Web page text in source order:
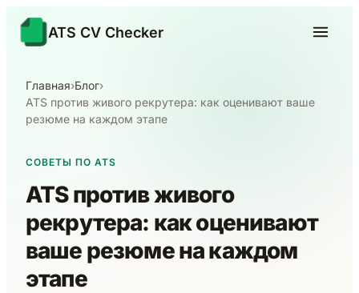
ATS CV Checker
Главная›Блог›
ATS против живого рекрутера: как оценивают ваше
резюме на каждом этапе
СОВЕТЫ ПО ATS
ATS против живого
рекрутера: как оценивают
ваше резюме на каждом
этапе